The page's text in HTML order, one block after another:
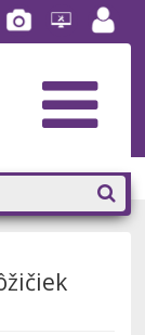
Fotogaléria
Helpdesk
portál